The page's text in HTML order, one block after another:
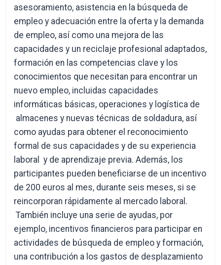
asesoramiento, asistencia en la búsqueda de
empleo y adecuación entre la oferta y la demanda
de empleo, así como una mejora de las
capacidades y un reciclaje profesional adaptados,
formación en las competencias clave y los
conocimientos que necesitan para encontrar un
nuevo empleo, incluidas capacidades
informáticas básicas, operaciones y logística de
almacenes y nuevas técnicas de soldadura, así
como ayudas para obtener el reconocimiento
formal de sus capacidades y de su experiencia
laboral y de aprendizaje previa. Además, los
participantes pueden beneficiarse de un incentivo
de 200 euros al mes, durante seis meses, si se
reincorporan rápidamente al mercado laboral.
También incluye una serie de ayudas, por
ejemplo, incentivos financieros para participar en
actividades de búsqueda de empleo y formación,
una contribución a los gastos de desplazamiento